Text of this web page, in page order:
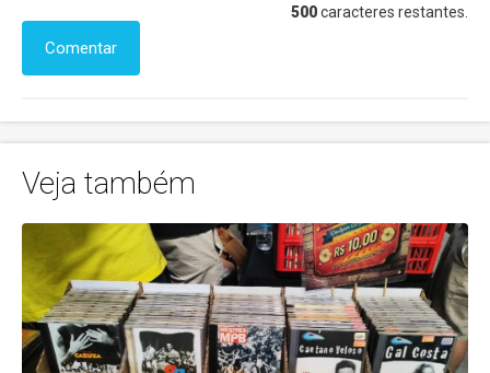
500caracteres restantes.
Comentar
Veja também